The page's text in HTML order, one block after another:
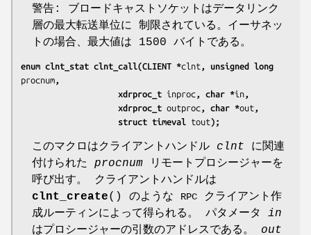
警告: ブロードキャストソケットはデータリンク
層の最大転送単位に 制限されている。イーサネッ
トの場合、最大値は 1500 バイトである。
enum clnt_stat clnt_call(CLIENT *clnt
procnum ,
                    xdrproc_t
inproc , char *in ,
                    xdrproc_t
outproc , char *out ,
                    struct timeval
tout);
このマクロはクライアントハンドル clnt に関連
付けられた procnum リモートプロシージャーを
呼び出す。 クライアントハンドルは
clnt_create() のような RPC クライアント作
成ルーティンによって得られる。 パタメータ in
はプロシージャーの引数のアドレスである。 out